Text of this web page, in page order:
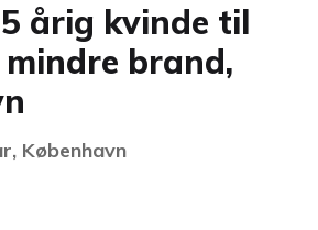
årig kvinde til
brand,
København